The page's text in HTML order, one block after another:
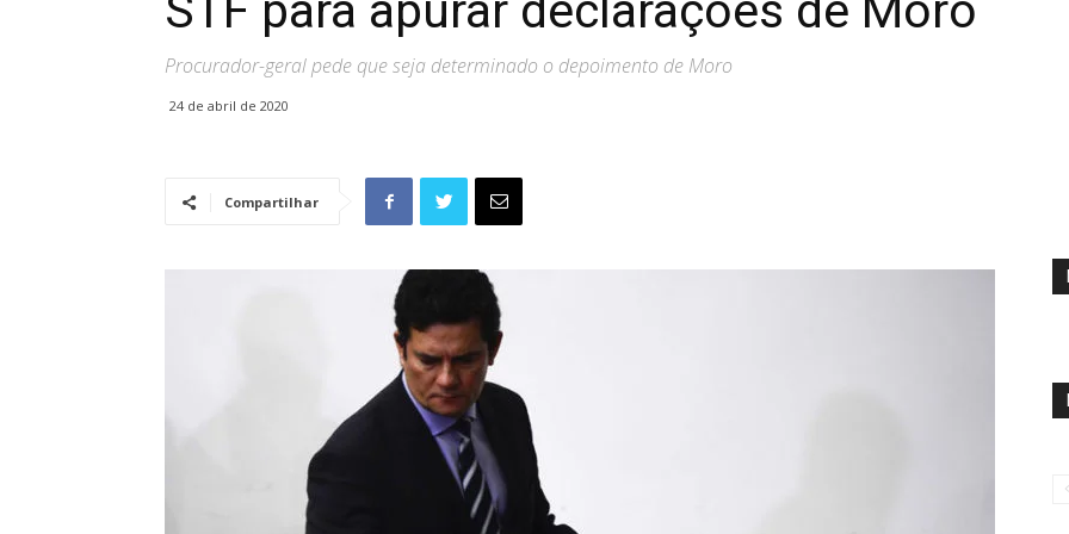
Procurador-geral pede que seja determinado o depoimento de Moro
24 de abril de 2020
Compartilhar